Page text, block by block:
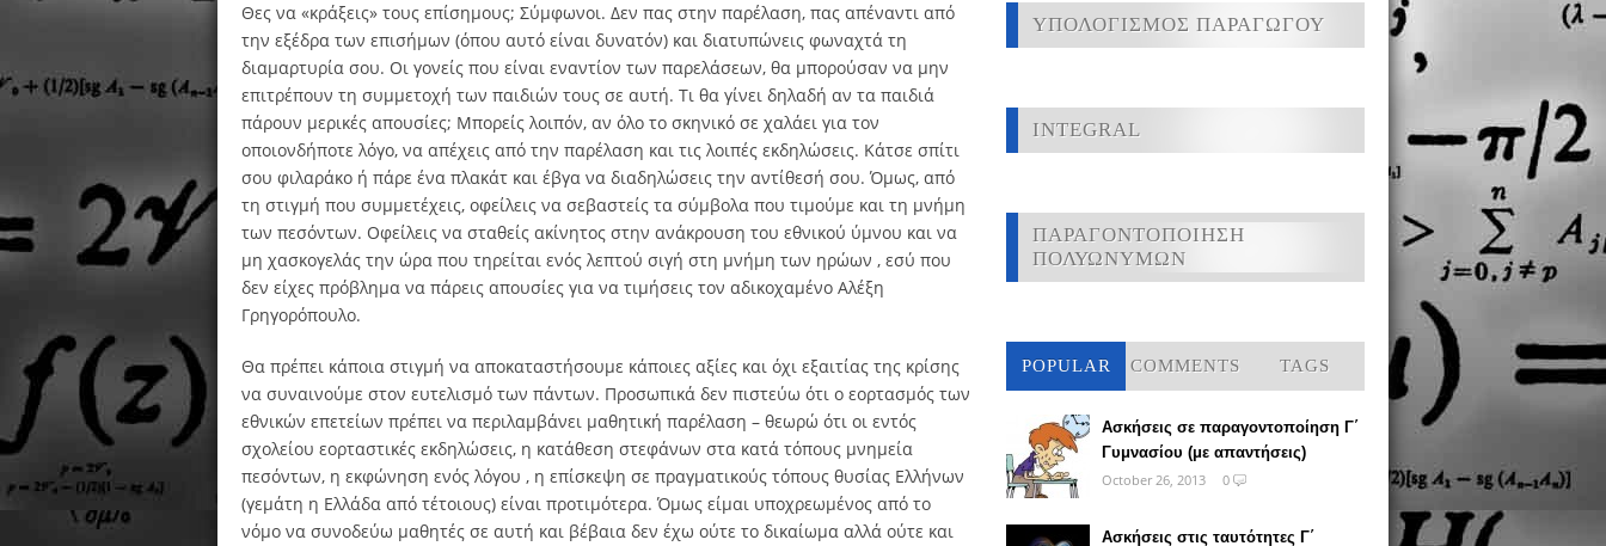
Θες να «κράξεις» τους επίσημους; Σύμφωνοι. Δεν πας στην παρέλαση, πας απέναντι από
την εξέδρα των επισήμων (όπου αυτό είναι δυνατόν) και διατυπώνεις φωναχτά τη
διαμαρτυρία σου. Οι γονείς που είναι εναντίον των παρελάσεων, θα μπορούσαν να μην
επιτρέπουν τη συμμετοχή των παιδιών τους σε αυτή. Τι θα γίνει δηλαδή αν τα παιδιά
πάρουν μερικές απουσίες; Μπορείς λοιπόν, αν όλο το σκηνικό σε χαλάει για τον
οποιονδήποτε λόγο, να απέχεις από την παρέλαση και τις λοιπές εκδηλώσεις. Κάτσε σπίτι
σου φιλαράκο ή πάρε ένα πλακάτ και έβγα να διαδηλώσεις την αντίθεσή σου. Όμως, από
τη στιγμή που συμμετέχεις, οφείλεις να σεβαστείς τα σύμβολα που τιμούμε και τη μνήμη
των πεσόντων. Οφείλεις να σταθείς ακίνητος στην ανάκρουση του εθνικού ύμνου και να
μη χασκογελάς την ώρα που τηρείται ενός λεπτού σιγή στη μνήμη των ηρώων , εσύ που
δεν είχες πρόβλημα να πάρεις απουσίες για να τιμήσεις τον αδικοχαμένο Αλέξη
Γρηγορόπουλο.
Θα πρέπει κάποια στιγμή να αποκαταστήσουμε κάποιες αξίες και όχι εξαιτίας της κρίσης
να συναινούμε στον ευτελισμό των πάντων. Προσωπικά δεν πιστεύω ότι ο εορτασμός των
εθνικών επετείων πρέπει να περιλαμβάνει μαθητική παρέλαση – θεωρώ ότι οι εντός
σχολείου εορταστικές εκδηλώσεις, η κατάθεση στεφάνων στα κατά τόπους μνημεία
πεσόντων, η εκφώνηση ενός λόγου , η επίσκεψη σε πραγματικούς τόπους θυσίας Ελλήνων
(γεμάτη η Ελλάδα από τέτοιους) είναι προτιμότερα. Όμως είμαι υποχρεωμένος από το
νόμο να συνοδεύω μαθητές σε αυτή και βέβαια δεν έχω ούτε το δικαίωμα αλλά ούτε και
ΥΠΟΛΟΓΙΣΜΟΣ ΠΑΡΑΓΩΓΟΥ
INTEGRAL
ΠΑΡΑΓΟΝΤΟΠΟΙΗΣΗ
ΠΟΛΥΩΝΥΜΩΝ
POPULAR COMMENTS TAGS
Ασκήσεις σε παραγοντοποίηση Γ΄
Γυμνασίου (με απαντήσεις)
October 26, 2013
0
Ασκήσεις στις ταυτότητες Γ΄